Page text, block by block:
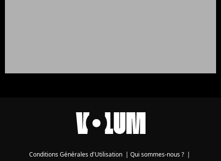
Conditions Générales d'Utilisation Qui sommes-nous ?